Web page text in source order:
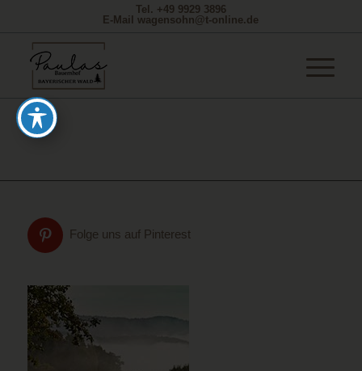
Tel. +49 9929 3896
E-Mail wagensohn@t-online.de
Folge uns auf Pinterest